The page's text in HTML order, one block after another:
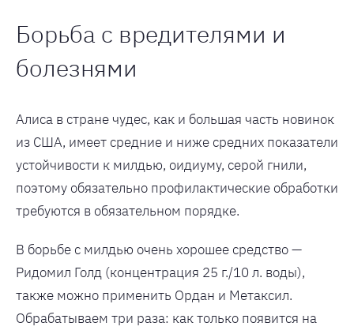
Борьба с вредителями и
болезнями
Алиса в стране чудес, как и большая часть новинок
из США, имеет средние и ниже средних показатели
устойчивости к милдью, оидиуму, серой гнили,
поэтому обязательно профилактические обработки
требуются в обязательном порядке.
В борьбе с милдью очень хорошее средство —
Ридомил Голд (концентрация 25 г./10 л. воды),
также можно применить Ордан и Метаксил.
Обрабатываем три раза: как только появится на